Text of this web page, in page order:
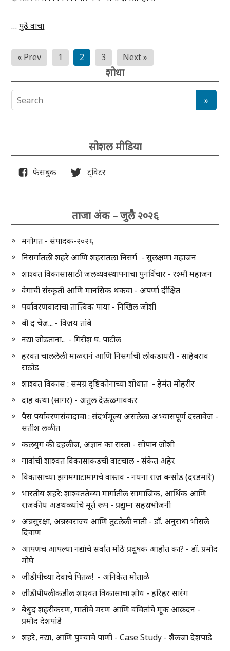
…पुढे वाचा
Posts
pagination
« Prev 1 2 3 Next »
शोधा
सोशल मीडिया
फेसबुक ट्विटर
ताजा अंक – जुलै २०२६
मनोगत - संपादक-२०२६
निसर्गातली शहरे आणि शहरातला निसर्ग - सुलक्षणा महाजन
शाश्वत विकासासाठी जलव्यवस्थापनाचा पुनर्विचार - रश्मी महाजन
वेगाची संस्कृती आणि मानसिक थकवा - अपर्णा दीक्षित
पर्यावरणवादाचा तात्त्विक पाया - निखिल जोशी
बी द चेंज... - विजय तांबे
नद्या जोडताना.. - गिरीश घ. पाटील
हरवत चाललेली माळरानं आणि निसर्गाची लोकडायरी - साहेबराव
राठोड
शाश्वत विकास : समग्र दृष्टिकोनाच्या शोधात - हेमंत मोहरीर
दाह कथा (सागर) - अतुल देऊळगावकर
पैस पर्यावरणसंवादाचा : संदर्भमूल्य असलेला अभ्यासपूर्ण दस्तावेज -
सतीश लळीत
कलयुग की दहलीज, अज्ञान का रास्ता - सोपान जोशी
गावांची शाश्वत विकासाकडची वाटचाल - संकेत अहेर
विकासाच्या झगमगाटामागचे वास्तव - नयना राज बन्सोड (दरडमारे)
भारतीय शहरे: शाश्वततेच्या मार्गातील सामाजिक, आर्थिक आणि
राजकीय अडथळ्यांचे मूर्त रूप - प्रद्युम्न सहस्रभोजनी
अन्नसुरक्षा, अन्नस्वराज्य आणि तुटलेली नाती - डॉ. अनुराधा भोसले
दिवाण
आपणच आपल्या नद्यांचे सर्वात मोठे प्रदूषक आहोत का? - डॉ. प्रमोद
मोघे
जीडीपीच्या देवाचे पितळ! - अनिकेत मोताळे
जीडीपीपलीकडील शाश्वत विकासाचा शोध - हरिहर सारंग
बेधुंद शहरीकरण, मातीचे मरण आणि वंचितांचे मूक आक्रंदन -
प्रमोद देशपांडे
शहरे, नद्या, आणि पुण्याचे पाणी - Case Study - शैलजा देशपांडे